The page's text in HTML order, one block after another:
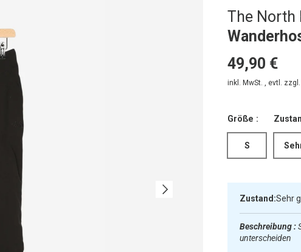
Nächste
The North
49,90 €
inkl. MwSt. , evtl.
Größe :
S
Zustand:Sehr
Beschreibung :
unterscheiden